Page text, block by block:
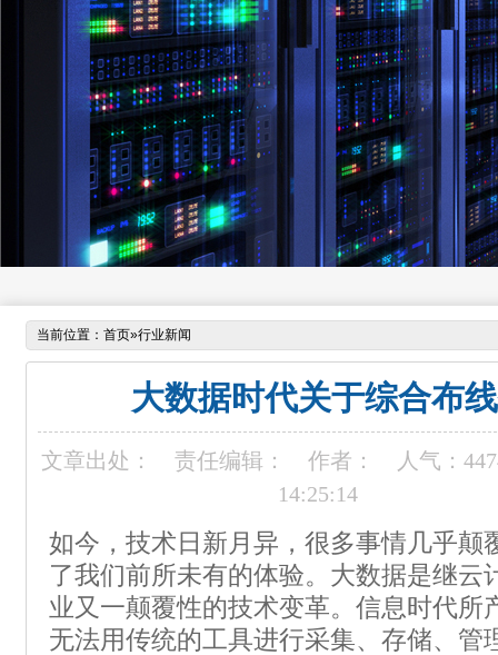
当前位置： 首页»行业新闻
大数据时代关于综合布
文章出处： 责任编辑： 作者： 人气：
14:25:14
如今，技术日新月异，很多事情几乎颠
了我们前所未有的体验。大数据是继云
业又一颠覆性的技术变革。信息时代所
无法用传统的工具进行采集、存储、管